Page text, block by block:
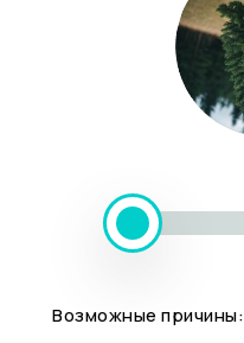
Возможные причины: